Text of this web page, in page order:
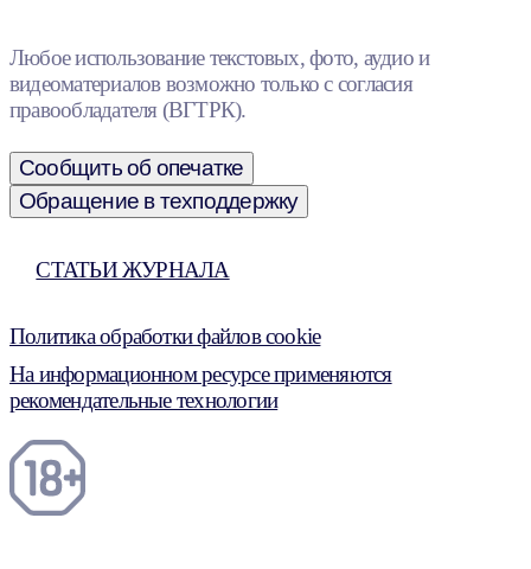
Любое использование текстовых, фото, аудио и
видеоматериалов возможно только с согласия
правообладателя (ВГТРК).
Сообщить об опечатке
Обращение в техподдержку
СТАТЬИ ЖУРНАЛА
Политика обработки файлов cookie
На информационном ресурсе применяются
рекомендательные технологии